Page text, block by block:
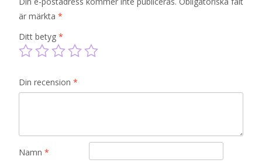
är märkta *
Ditt betyg *
Din recension *
Namn *